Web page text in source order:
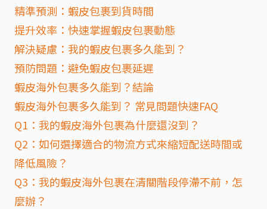
精準預測：蝦皮包裹到貨時間
提升效率：快速掌握蝦皮包裹動態
解決疑慮：我的蝦皮包裹多久能到？
預防問題：避免蝦皮包裹延遲
蝦皮海外包裹多久能到？結論
蝦皮海外包裹多久能到？ 常見問題快速FAQ
Q1：我的蝦皮海外包裹為什麼還沒到？
Q2：如何選擇適合的物流方式來縮短配送時間或
降低風險？
Q3：我的蝦皮海外包裹在清關階段停滯不前，怎
麼辦？